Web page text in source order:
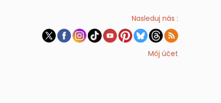
Nasleduj nás :
Môj účet